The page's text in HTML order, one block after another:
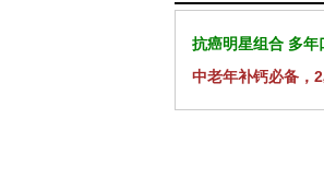
抗癌明星组合 多
中老年补钙必备，